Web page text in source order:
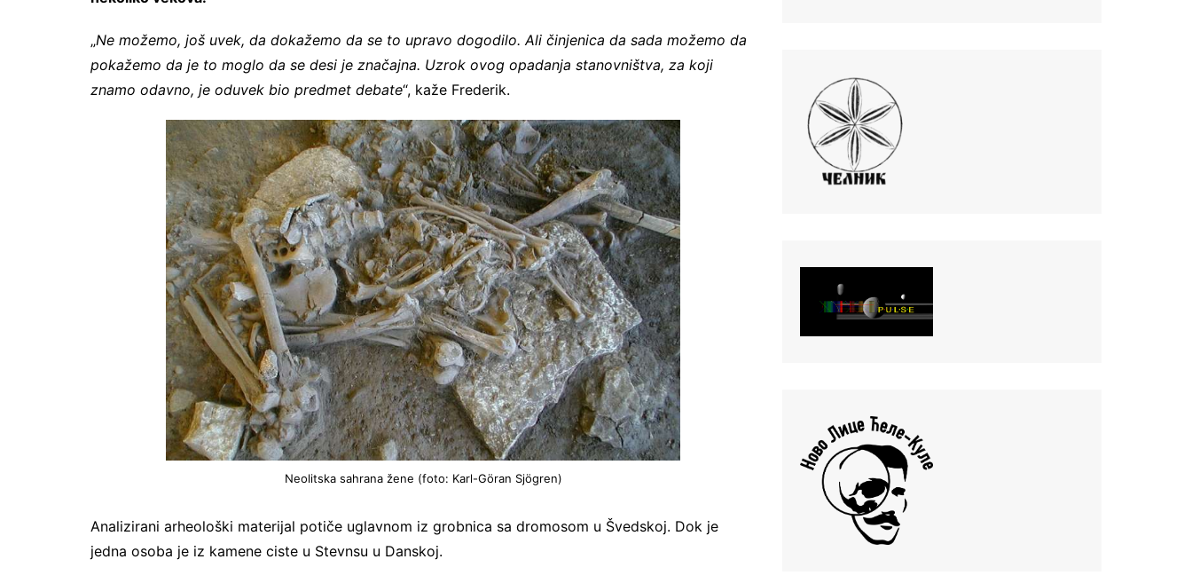
„Ne možemo, još uvek, da dokažemo da se to upravo dogodilo. Ali činjenica da sada možemo da
pokažemo da je to moglo da se desi je značajna. Uzrok ovog opadanja stanovništva, za koji
znamo odavno, je oduvek bio predmet debate“, kaže Frederik.
Neolitska sahrana žene (foto: Karl-Göran Sjögren)
Analizirani arheološki materijal potiče uglavnom iz grobnica sa dromosom u Švedskoj. Dok je
jedna osoba je iz kamene ciste u Stevnsu u Danskoj.
Registrujte se na Sve o
arheologiji
Budite u toku!Prijavite se na našu
mejl listu i svake srede u 12h
saznajte najnovije vesti iz sveta
arheologije
Ne šaljemo spamove! Pročitajte naša
pravila korišćenjaza više informacija.